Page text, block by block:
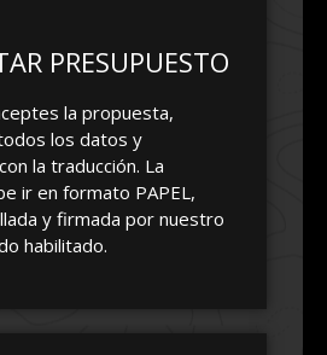
PRESUPUESTO
la propuesta,
los datos y
la traducción. La
ir en formato PAPEL,
y firmada por nuestro
habilitado.